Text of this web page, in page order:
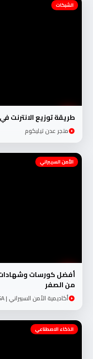
الشبكات
طريقة توزيع الانترنت
متجر عدن تيليكوم
الأمن السيبراني
أفضل كورسات وشهادات
من الصفر
أكاديمية الأمن السبيراني | CSA
الذكاء الاصطناعي